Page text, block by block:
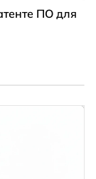
ПО для